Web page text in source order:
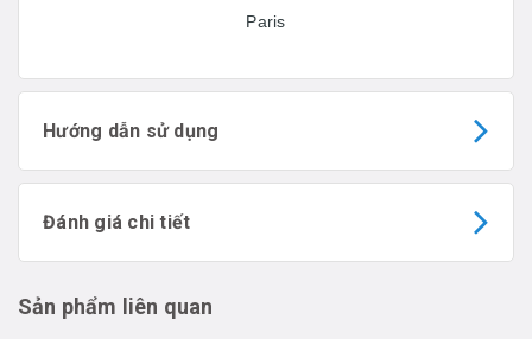
Paris
Hướng dẫn sử dụng
Đánh giá chi tiết
Sản phẩm liên quan